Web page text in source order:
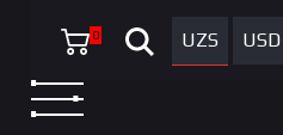
0 UZS USD